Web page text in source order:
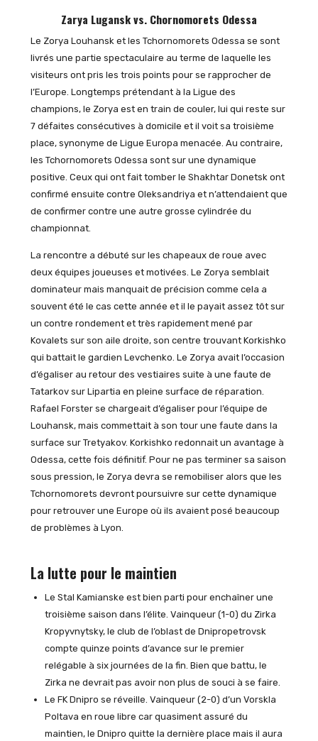
Zarya Lugansk vs. Chornomorets Odessa
Le Zorya Louhansk et les Tchornomorets Odessa se sont
livrés une partie spectaculaire au terme de laquelle les
visiteurs ont pris les trois points pour se rapprocher de
l’Europe. Longtemps prétendant à la Ligue des
champions, le Zorya est en train de couler, lui qui reste sur
7 défaites consécutives à domicile et il voit sa troisième
place, synonyme de Ligue Europa menacée. Au contraire,
les Tchornomorets Odessa sont sur une dynamique
positive. Ceux qui ont fait tomber le Shakhtar Donetsk ont
confirmé ensuite contre Oleksandriya et n’attendaient que
de confirmer contre une autre grosse cylindrée du
championnat.
La rencontre a débuté sur les chapeaux de roue avec
deux équipes joueuses et motivées. Le Zorya semblait
dominateur mais manquait de précision comme cela a
souvent été le cas cette année et il le payait assez tôt sur
un contre rondement et très rapidement mené par
Kovalets sur son aile droite, son centre trouvant Korkishko
qui battait le gardien Levchenko. Le Zorya avait l’occasion
d’égaliser au retour des vestiaires suite à une faute de
Tatarkov sur Lipartia en pleine surface de réparation.
Rafael Forster se chargeait d’égaliser pour l’équipe de
Louhansk, mais commettait à son tour une faute dans la
surface sur Tretyakov. Korkishko redonnait un avantage à
Odessa, cette fois définitif. Pour ne pas terminer sa saison
sous pression, le Zorya devra se remobiliser alors que les
Tchornomorets devront poursuivre sur cette dynamique
pour retrouver une Europe où ils avaient posé beaucoup
de problèmes à Lyon.
La lutte pour le maintien
Le Stal Kamianske est bien parti pour enchaîner une
troisième saison dans l’élite. Vainqueur (1-0) du Zirka
Kropyvnytsky, le club de l’oblast de Dnipropetrovsk
compte quinze points d’avance sur le premier
relégable à six journées de la fin. Bien que battu, le
Zirka ne devrait pas avoir non plus de souci à se faire.
Le FK Dnipro se réveille. Vainqueur (2-0) d’un Vorskla
Poltava en roue libre car quasiment assuré du
maintien, le Dnipro quitte la dernière place mais il aura